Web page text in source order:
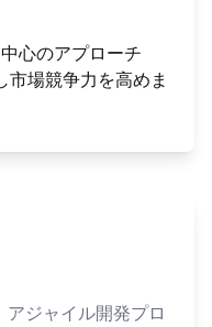
心のアプローチ
市場競争力を高めま
ジャイル開発プロ